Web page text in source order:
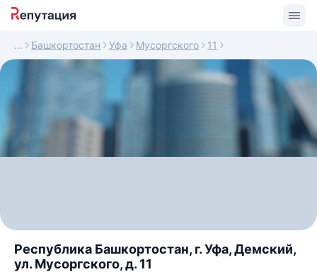
Башкортостан Уфа Мусоргского 11
Республика Башкортостан, г. Уфа, Демский,
ул. Мусоргского, д. 11